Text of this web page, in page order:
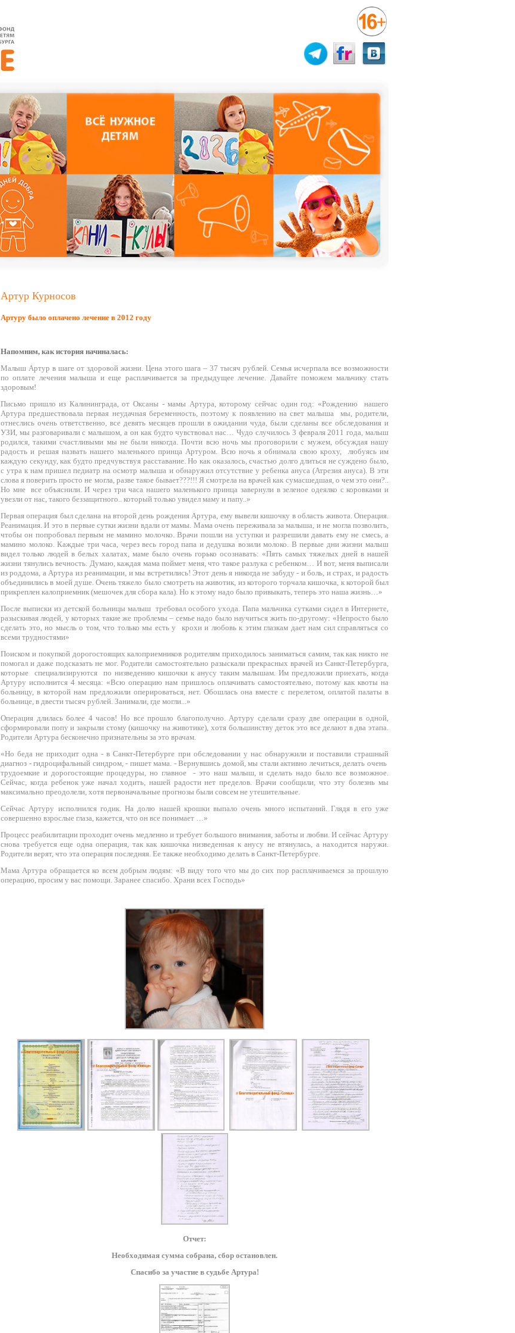
Артур Курносов
Артуру было оплачено лечение в 2012 году
Напомним, как история начиналась:
Малыш Артур в шаге от здоровой жизни. Цена этого шага – 37 тысяч рублей. Семья исчерпала все возможности
по оплате лечения малыша и еще расплачивается за предыдущее лечение. Давайте поможем мальчику стать
здоровым!
Письмо пришло из Калининграда, от Оксаны - мамы Артура, которому сейчас один год: «Рождению нашего
Артура предшествовала первая неудачная беременность, поэтому к появлению на свет малыша мы, родители,
отнеслись очень ответственно, все девять месяцев прошли в ожидании чуда, были сделаны все обследования и
УЗИ, мы разговаривали с малышом, а он как будто чувствовал нас… Чудо случилось 3 февраля 2011 года, малыш
родился, такими счастливыми мы не были никогда. Почти всю ночь мы проговорили с мужем, обсуждая нашу
радость и решая назвать нашего маленького принца Артуром. Всю ночь я обнимала свою кроху, любуясь им
каждую секунду, как будто предчувствуя расставание. Но как оказалось, счастью долго длиться не суждено было,
с утра к нам пришел педиатр на осмотр малыша и обнаружил отсутствие у ребенка ануса (Атрезия ануса). В эти
слова я поверить просто не могла, разве такое бывает???!!! Я смотрела на врачей как сумасшедшая, о чем это они?..
Но мне все объяснили. И через три часа нашего маленького принца завернули в зеленое одеялко с коровками и
увезли от нас, такого беззащитного.. который только увидел маму и папу..»
Первая операция был сделана на второй день рождения Артура, ему вывели кишочку в область живота. Операция.
Реанимация. И это в первые сутки жизни вдали от мамы. Мама очень переживала за малыша, и не могла позволить,
чтобы он попробовал первым не мамино молочко. Врачи пошли на уступки и разрешили давать ему не смесь, а
мамино молоко. Каждые три часа, через весь город папа и дедушка возили молоко. В первые дни жизни малыш
видел только людей в белых халатах, маме было очень горько осознавать: «Пять самых тяжелых дней в нашей
жизни тянулись вечность. Думаю, каждая мама поймет меня, что такое разлука с ребенком… И вот, меня выписали
из роддома, а Артура из реанимации, и мы встретились! Этот день я никогда не забуду - и боль, и страх, и радость
объединились в моей душе. Очень тяжело было смотреть на животик, из которого торчала кишочка, к которой был
прикреплен калоприемник (мешочек для сбора кала). Но к этому надо было привыкать, теперь это наша жизнь…»
После выписки из детской больницы малыш требовал особого ухода. Папа мальчика сутками сидел в Интернете,
разыскивая людей, у которых такие же проблемы – семье надо было научиться жить по-другому: «Непросто было
сделать это, но мысль о том, что только мы есть у крохи и любовь к этим глазкам дает нам сил справляться со
всеми трудностями»
Поиском и покупкой дорогостоящих калоприемников родителям приходилось заниматься самим, так как никто не
помогал и даже подсказать не мог. Родители самостоятельно разыскали прекрасных врачей из Санкт-Петербурга,
которые специализируются по низведению кишочки к анусу таким малышам. Им предложили приехать, когда
Артуру исполнится 4 месяца: «Всю операцию нам пришлось оплачивать самостоятельно, потому как квоты на
больницу, в которой нам предложили оперироваться, нет. Обошлась она вместе с перелетом, оплатой палаты в
больнице, в двести тысяч рублей. Занимали, где могли...»
Операция длилась более 4 часов! Но все прошло благополучно. Артуру сделали сразу две операции в одной,
сформировали попу и закрыли стому (кишочку на животике), хотя большинству деток это все делают в два этапа.
Родители Артура бесконечно признательны за это врачам.
«Но беда не приходит одна - в Санкт-Петербурге при обследовании у нас обнаружили и поставили страшный
диагноз - гидроцифальный синдром, - пишет мама. - Вернувшись домой, мы стали активно лечиться, делать очень
трудоемкие и дорогостоящие процедуры, но главное - это наш малыш, и сделать надо было все возможное.
Сейчас, когда ребенок уже начал ходить, нашей радости нет пределов. Врачи сообщили, что эту болезнь мы
максимально преодолели, хотя первоначальные прогнозы были совсем не утешительные.
Сейчас Артуру исполнился годик. На долю нашей крошки выпало очень много испытаний. Глядя в его уже
совершенно взрослые глаза, кажется, что он все понимает …»
Процесс реабилитации проходит очень медленно и требует большого внимания, заботы и любви. И сейчас Артуру
снова требуется еще одна операция, так как кишочка низведенная к анусу не втянулась, а находится наружи.
Родители верят, что эта операция последняя. Ее также необходимо делать в Санкт-Петербурге.
Мама Артура обращается ко всем добрым людям: «В виду того что мы до сих пор расплачиваемся за прошлую
операцию, просим у вас помощи. Заранее спасибо. Храни всех Господь»
Отчет:
Необходимая сумма собрана, сбор остановлен.
Спасибо за участие в судьбе Артура!